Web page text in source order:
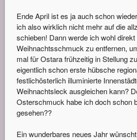
Ende April ist es ja auch schon
ich also wirklich nicht mehr auf die
schieben! Dann werde ich wohl
Weihnachtsschmuck zu entfernen,
mal für Ostara frühzeitig in Stellung
eigentlich schon erste hübsche
festlichösterlich illuminierte
Weihnachtsleck ausgleichen kann?
Osterschmuck habe ich doch schon
gesehen??
Ein wunderbares neues Jahr